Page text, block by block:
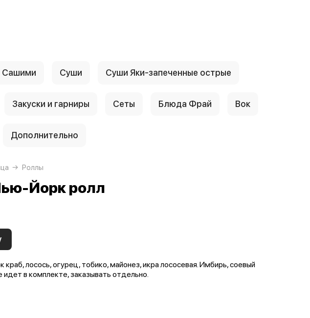
Сашими Суши Суши Яки-запеченные острые
Закуски и гарниры Сеты Блюда Фрай Вок
Дополнительно
Роллы
Йорк ролл
краб, лосось, огурец, тобико, майонез, икра лососевая. Имбирь, соевый
идет в комплекте, заказывать отдельно.